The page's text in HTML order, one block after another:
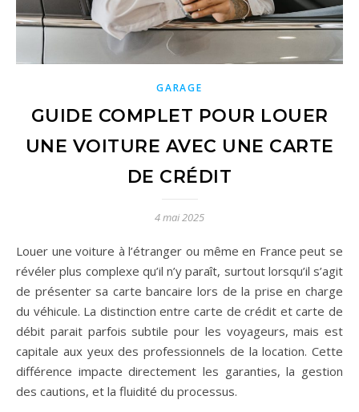
GARAGE
GUIDE COMPLET POUR LOUER
UNE VOITURE AVEC UNE CARTE
DE CRÉDIT
4 mai 2025
Louer une voiture à l’étranger ou même en France peut se
révéler plus complexe qu’il n’y paraît, surtout lorsqu’il s’agit
de présenter sa carte bancaire lors de la prise en charge
du véhicule. La distinction entre carte de crédit et carte de
débit parait parfois subtile pour les voyageurs, mais est
capitale aux yeux des professionnels de la location. Cette
différence impacte directement les garanties, la gestion
des cautions, et la fluidité du processus.